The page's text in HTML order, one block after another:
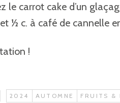
le carrot cake d’un
½ c. à café de cannelle
!
2024 AUTOMNE FRUITS &